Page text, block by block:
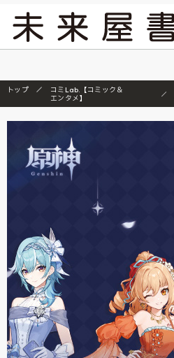
トップ
コミLab.【コミック＆
エンタメ】